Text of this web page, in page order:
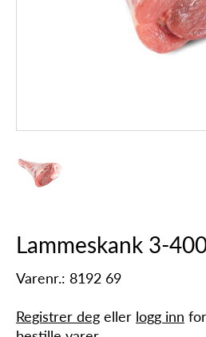
Lammeskank 3-
Varenr.: 8192 69
Registrer deg eller logg inn